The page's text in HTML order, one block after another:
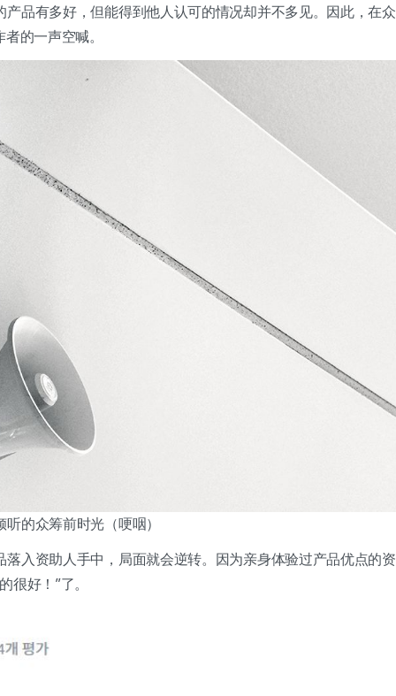
产品有多好，但能得到他人认可的情况却并不多见。因此，在
的一声空喊。
的众筹前时光（哽咽）
落入资助人手中，局面就会逆转。因为亲身体验过产品优点的
很好！”了。